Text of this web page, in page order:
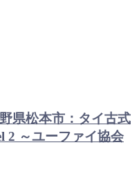
県松本市：タイ古式
2 ～ユーファイ協会